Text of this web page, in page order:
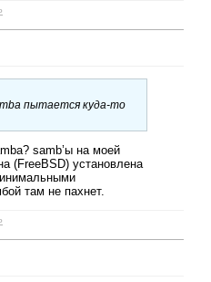
пытается куда-то
samb’ы на моей
(FreeBSD) установлена
там не пахнет.